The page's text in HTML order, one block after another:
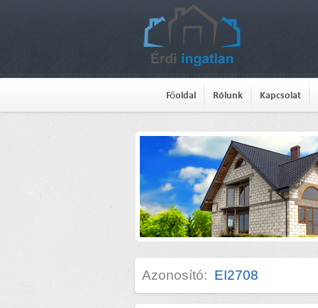
Főoldal Rólunk Kapcsolat
Azonosító: EI2708